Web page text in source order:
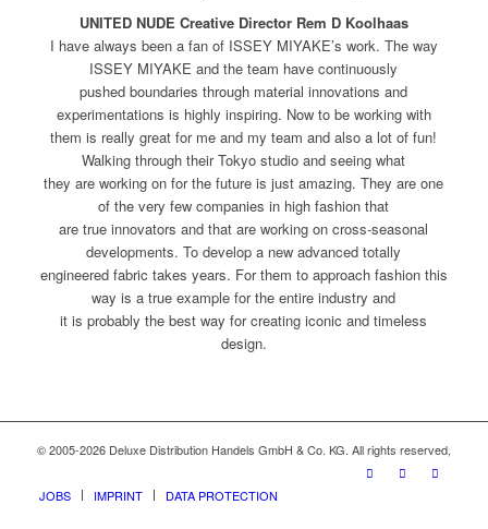
UNITED NUDE Creative Director Rem D Koolhaas
I have always been a fan of ISSEY MIYAKE’s work. The way
ISSEY MIYAKE and the team have continuously
pushed boundaries through material innovations and
experimentations is highly inspiring. Now to be working with
them is really great for me and my team and also a lot of fun!
Walking through their Tokyo studio and seeing what
they are working on for the future is just amazing. They are one
of the very few companies in high fashion that
are true innovators and that are working on cross-seasonal
developments. To develop a new advanced totally
engineered fabric takes years. For them to approach fashion this
way is a true example for the entire industry and
it is probably the best way for creating iconic and timeless
design.
© 2005-2026 Deluxe Distribution Handels GmbH & Co. KG. All rights reserved,
JOBS IMPRINT DATA PROTECTION